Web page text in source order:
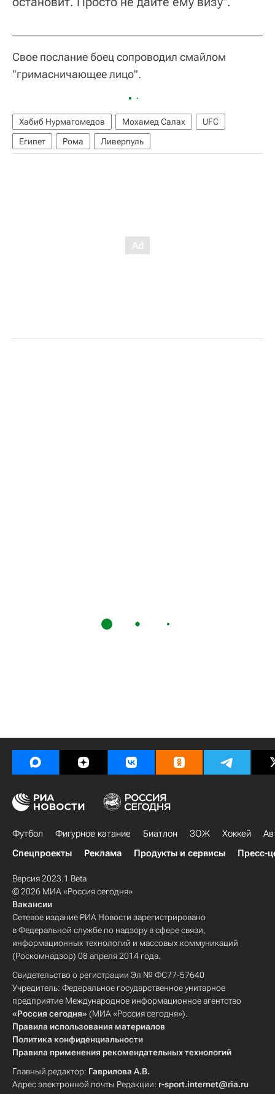
Свое послание боец сопроводил смайлом
"гримасничающее лицо".
Хабиб Нурмагомедов Мохамед Салах
UFC
Египет
Рома Ливерпуль
Футбол Фигурное катание Биатлон ЗОЖ Хоккей
Спецпроекты
Реклама Продукты и сервисы Пресс-
Версия 2023.1 Beta
© 2026 МИА «Россия сегодня»
Вакансии
Сетевое издание РИА Новости зарегистрировано
в Федеральной службе по надзору в сфере связи,
информационных технологий и массовых коммуникаций
(Роскомнадзор) 08 апреля 2014 года.
Свидетельство о регистрации Эл № ФС77-57640
Учредитель: Федеральное государственное унитарное
предприятие Международное информационное агентство
«Россия сегодня» (МИА «Россия сегодня»).
Правила использования материалов
Политика конфиденциальности
Правила применения рекомендательных технологий
Главный редактор: Гаврилова А.В.
Адрес электронной почты Редакции: r-sport.internet@ria.ru